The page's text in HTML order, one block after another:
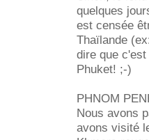
quelques
est censée
Thaïlande
dire que
Phuket! ;-)
PHNOM
Nous avons
avons visité